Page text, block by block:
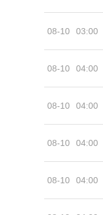
08-10 03:00
08-10 04:00
08-10 04:00
08-10 04:00
08-10 04:00